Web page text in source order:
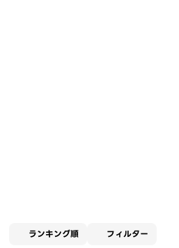
ランキング順 フィルター